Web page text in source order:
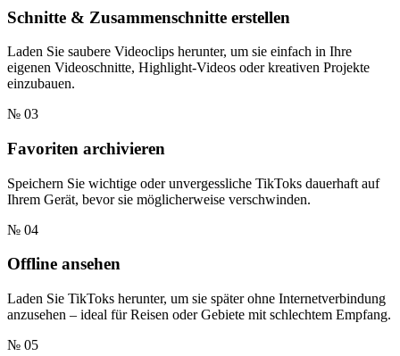
Schnitte & Zusammenschnitte erstellen
Laden Sie saubere Videoclips herunter, um sie einfach in Ihre
eigenen Videoschnitte, Highlight-Videos oder kreativen Projekte
einzubauen.
№ 03
Favoriten archivieren
Speichern Sie wichtige oder unvergessliche TikToks dauerhaft auf
Ihrem Gerät, bevor sie möglicherweise verschwinden.
№ 04
Offline ansehen
Laden Sie TikToks herunter, um sie später ohne Internetverbindung
anzusehen – ideal für Reisen oder Gebiete mit schlechtem Empfang.
№ 05